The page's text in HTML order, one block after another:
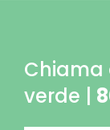
Chiama
verde |